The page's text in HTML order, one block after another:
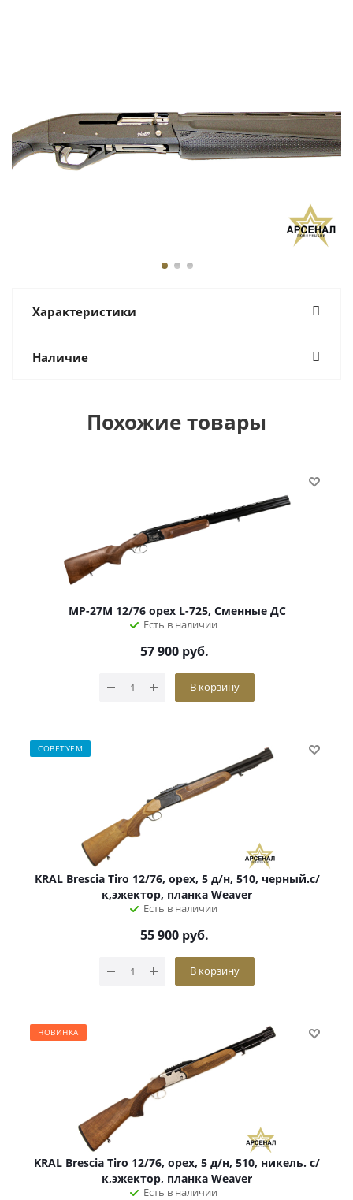
Характеристики
Наличие
Похожие товары
МР-27М 12/76 орех L-725, Сменные ДС
Есть в наличии
57 900руб.
В корзину
СОВЕТУЕМ
KRAL Brescia Tiro 12/76, орех, 5 д/н, 510, черный.с/
к,эжектор, планка Weaver
Есть в наличии
55 900руб.
В корзину
НОВИНКА
KRAL Brescia Tiro 12/76, орех, 5 д/н, 510, никель. с/
к,эжектор, планка Weaver
Есть в наличии